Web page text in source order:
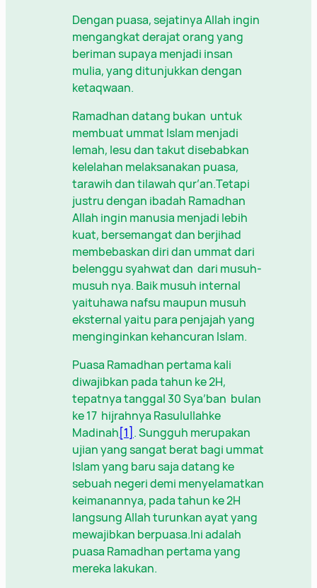
Dengan puasa, sejatinya Allah ingin
mengangkat derajat orang yang
beriman supaya menjadi insan
mulia, yang ditunjukkan dengan
ketaqwaan.
Ramadhan datang bukan untuk
membuat ummat Islam menjadi
lemah, lesu dan takut disebabkan
kelelahan melaksanakan puasa,
tarawih dan tilawah qur’an.Tetapi
justru dengan ibadah Ramadhan
Allah ingin manusia menjadi lebih
kuat, bersemangat dan berjihad
membebaskan diri dan ummat dari
belenggu syahwat dan dari musuh-
musuh nya. Baik musuh internal
yaituhawa nafsu maupun musuh
eksternal yaitu para penjajah yang
menginginkan kehancuran Islam.
Puasa Ramadhan pertama kali
diwajibkan pada tahun ke 2H,
tepatnya tanggal 30 Sya’ban bulan
ke 17 hijrahnya Rasulullahke
Madinah[1] . Sungguh merupakan
ujian yang sangat berat bagi ummat
Islam yang baru saja datang ke
sebuah negeri demi menyelamatkan
keimanannya, pada tahun ke 2H
langsung Allah turunkan ayat yang
mewajibkan berpuasa.Ini adalah
puasa Ramadhan pertama yang
mereka lakukan.